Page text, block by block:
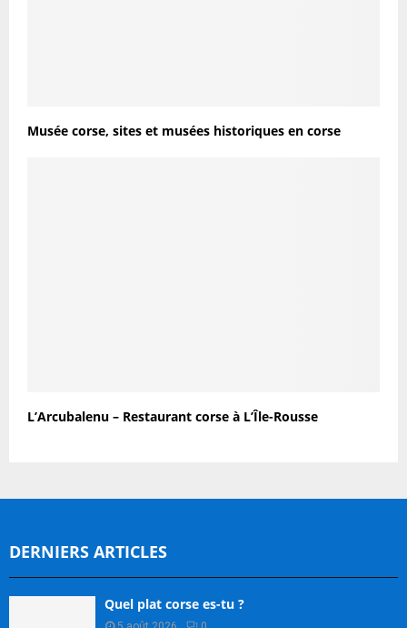
Musée corse, sites et musées historiques en corse
L’Arcubalenu – Restaurant corse à L’Île-Rousse
DERNIERS ARTICLES
Quel plat corse es-tu ?